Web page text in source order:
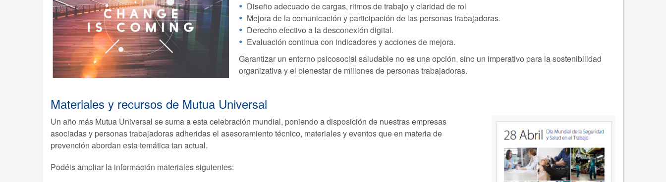
Diseño adecuado de cargas, ritmos de trabajo y claridad de rol
Mejora de la comunicación y participación de las personas trabajadoras.
Derecho efectivo a la desconexión digital.
Evaluación continua con indicadores y acciones de mejora.
Garantizar un entorno psicosocial saludable no es una opción, sino un imperativo para la sostenibilidad
organizativa y el bienestar de millones de personas trabajadoras.
Materiales y recursos de Mutua Universal
Un año más Mutua Universal se suma a esta celebración mundial, poniendo a disposición de nuestras empresas
asociadas y personas trabajadoras adheridas el asesoramiento técnico, materiales y eventos que en materia de
prevención abordan esta temática tan actual.
Podéis ampliar la información materiales siguientes: